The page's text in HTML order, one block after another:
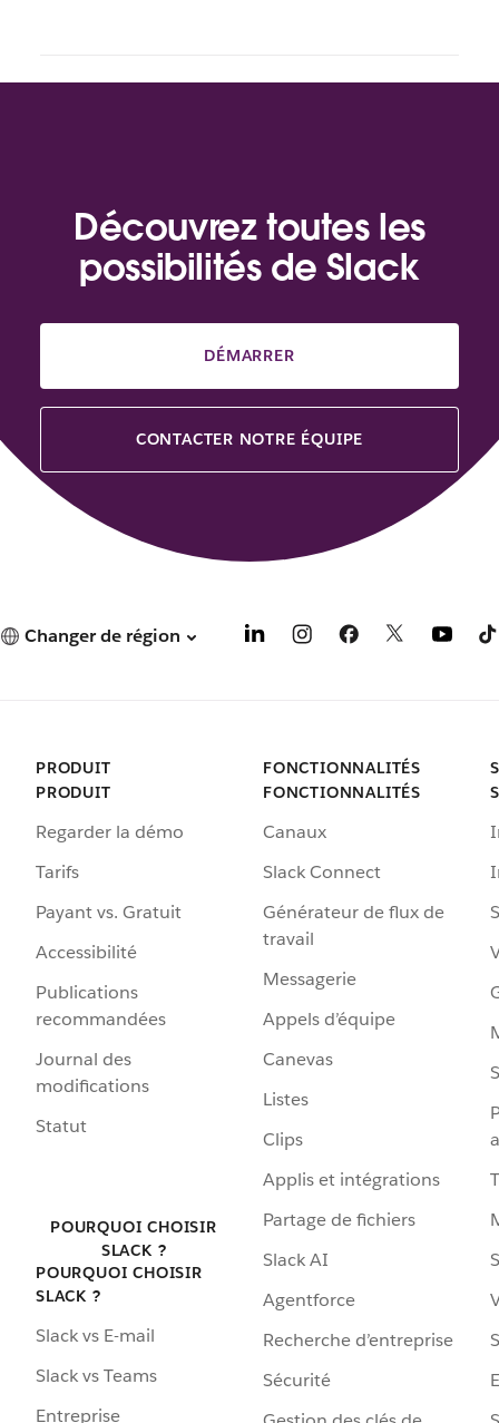
Découvrez toutes les
possibilités de Slack
DÉMARRER
CONTACTER NOTRE ÉQUIPE
Changer de région
PRODUIT
PRODUIT
Regarder la démo
Tarifs
Payant vs. Gratuit
Accessibilité
Publications
recommandées
Journal des
modifications
Statut
POURQUOI CHOISIR
SLACK ?
POURQUOI CHOISIR
SLACK ?
Slack vs E-mail
Slack vs Teams
Entreprise
FONCTIONNALITÉS
FONCTIONNALITÉS
Canaux
Slack Connect
Générateur de flux de
travail
Messagerie
Appels d’équipe
Canevas
Listes
Clips
Applis et intégrations
Partage de fichiers
Slack AI
Agentforce
Recherche d’entreprise
Sécurité